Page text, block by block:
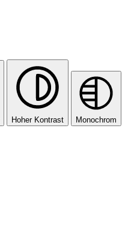
Hoher Kontrast Monochrom